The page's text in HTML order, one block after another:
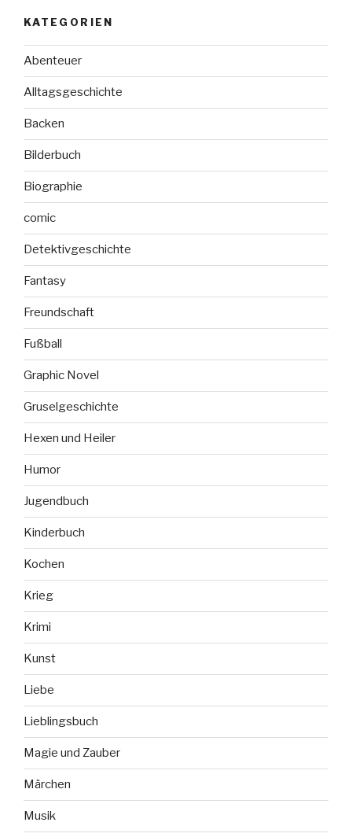
2“
KATEGORIEN
Abenteuer
Alltagsgeschichte
Backen
Bilderbuch
Biographie
comic
Detektivgeschichte
Fantasy
Freundschaft
Fußball
Graphic Novel
Gruselgeschichte
Hexen und Heiler
Humor
Jugendbuch
Kinderbuch
Kochen
Krieg
Krimi
Kunst
Liebe
Lieblingsbuch
Magie und Zauber
Märchen
Musik